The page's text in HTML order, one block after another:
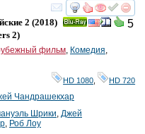
смотреть
5
2 (2018)
2)
фильм, Комедия,
HD 1080 HD 720
Чандрашекхар
Шрики, Джей
, Роб Лоу